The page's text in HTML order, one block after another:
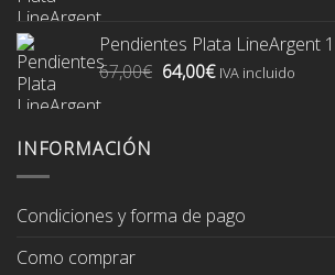
era:
74,00€.
es:
70,00€.
Pendientes Plata LineArgent
67,00€ El
64,00€ElIVA incluido
INFORMACIÓN
Condiciones y forma de pago
Como comprar